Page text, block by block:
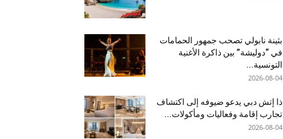
بثينة نابولي تصحب جمهور الحمامات
في “دوليشة” بين ذاكرة الأغنية
التونسية...
2026-08-04
ذا إتش دبي يدعو ضيوفه إلى اكتشاف
تجارب إقامة وفعاليات ومأكولات...
2026-08-04